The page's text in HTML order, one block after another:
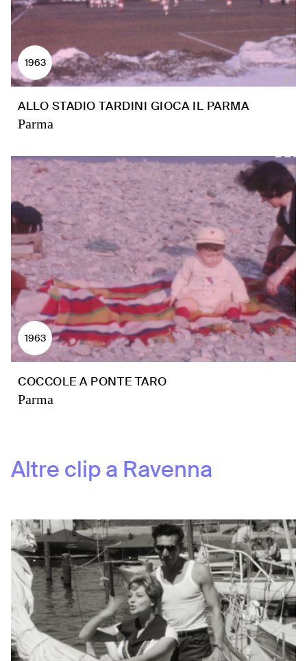
1963
ALLO STADIO TARDINI GIOCA IL PARMA
Parma
1963
COCCOLE A PONTE TARO
Parma
Altre clip a Ravenna